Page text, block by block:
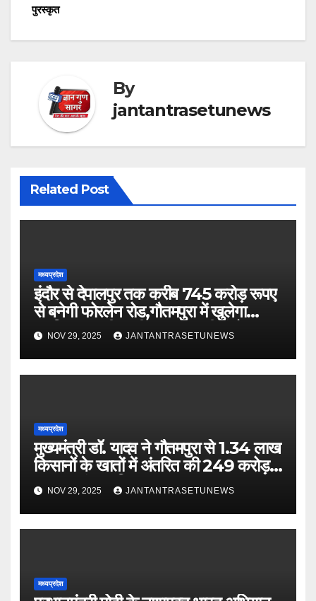
पुरस्कृत
By
jantantrasetunews
Related Post
मध्यप्रदेश
इंदौर से देपालपुर तक करीब 745 करोड़ रूपए
से बनेगी फोरलेन रोड,गौतमपुरा में खुलेगा
महाविद्यालय, पीएचसी अब सीएचसी में होगा
अपग्रेड
NOV 29, 2025 JANTANTRASETUNEWS
मध्यप्रदेश
मुख्यमंत्री डॉ. यादव ने गौतमपुरा से 1.34 लाख
किसानों के खातों में अंतरित की 249 करोड़
रूपए भावांतर राशि
NOV 29, 2025 JANTANTRASETUNEWS
मध्यप्रदेश